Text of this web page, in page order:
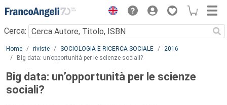
Menu
Cerca:
Main content
Home riviste SOCIOLOGIA E RICERCA SOCIALE
2016
Big data: un’opportunità per le scienze sociali?
Big data: un’opportunità per le scienze
sociali?